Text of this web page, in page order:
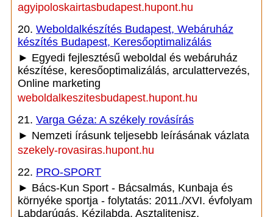
agyipoloskairtasbudapest.hupont.hu
20. Weboldalkészítés Budapest, Webáruház
készítés Budapest, Keresőoptimalizálás
► Egyedi fejlesztésű weboldal és webáruház
készítése, keresőoptimalizálás, arculattervezés,
Online marketing
weboldalkeszitesbudapest.hupont.hu
21. Varga Géza: A székely rovásírás
► Nemzeti írásunk teljesebb leírásának vázlata
szekely-rovasiras.hupont.hu
22. PRO-SPORT
► Bács-Kun Sport - Bácsalmás, Kunbaja és
környéke sportja - folytatás: 2011./XVI. évfolyam
Labdarúgás, Kézilabda, Asztalitenisz,